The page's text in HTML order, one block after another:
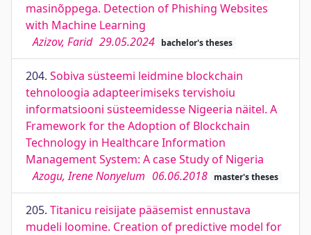
masinõppega. Detection of Phishing Websites
with Machine Learning
Azizov, Farid 29.05.2024 bachelor's theses
204. Sobiva süsteemi leidmine blockchain
tehnoloogia adapteerimiseks tervishoiu
informatsiooni süsteemidesse Nigeeria näitel. A
Framework for the Adoption of Blockchain
Technology in Healthcare Information
Management System: A case Study of Nigeria
Azogu, Irene Nonyelum 06.06.2018 master's theses
205. Titanicu reisijate pääsemist ennustava
mudeli loomine. Creation of predictive model for